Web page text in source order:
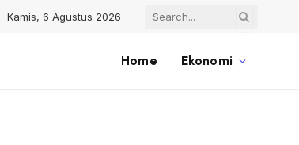
Kamis, 6 Agustus 2026
Home Ekonomi